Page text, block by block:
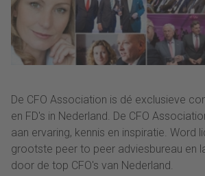
De CFO Association is dé exclusieve
en FD's in Nederland. De CFO
aan ervaring, kennis en inspiratie. Word
grootste peer to peer adviesbureau en
door de top CFO's van Nederland.